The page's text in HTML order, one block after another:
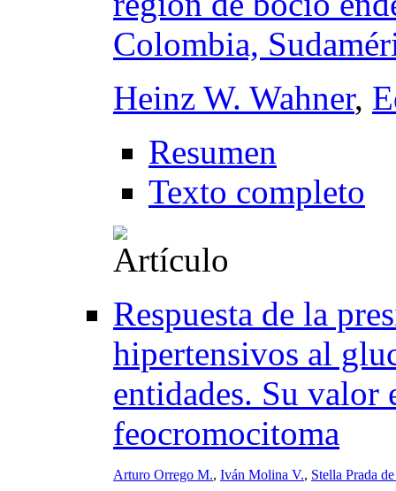
Colombia,
Heinz W. Wahner,
Resumen
Texto completo
Respuesta de la
hipertensivos al
entidades. Su valor
feocromocitoma
Arturo Orrego M., Iván Molina V., Stella Prada